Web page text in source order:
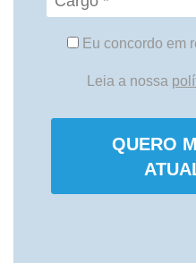
Eu concordo em
Leia a nossa
QUERO